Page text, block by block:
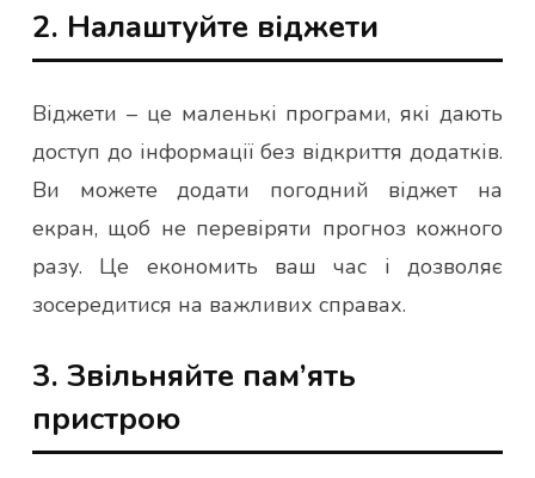
2. Налаштуйте віджети
Віджети – це маленькі програми, які дають
доступ до інформації без відкриття додатків.
Ви можете додати погодний віджет на
екран, щоб не перевіряти прогноз кожного
разу. Це економить ваш час і дозволяє
зосередитися на важливих справах.
3. Звільняйте пам’ять
пристрою